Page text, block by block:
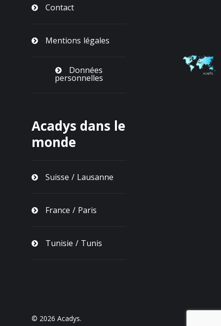
Contact
Mentions légales
Données
personnelles
Acadys dans le
monde
Suisse / Lausanne
France / Paris
Tunisie / Tunis
© 2026 Acadys.